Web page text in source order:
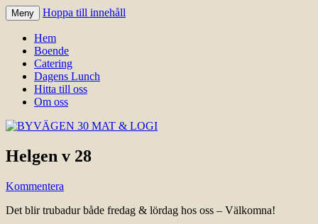
BYVÄGEN 30 MAT & LOGI
upplevelse hos oss.
Meny Hoppa till innehåll
Hem
Boende
Catering
Dagens Lunch
Hitta till oss
Om oss
Helgen v 28
Kommentera
Det blir trubadur både fredag & lördag hos oss – Välkomna!